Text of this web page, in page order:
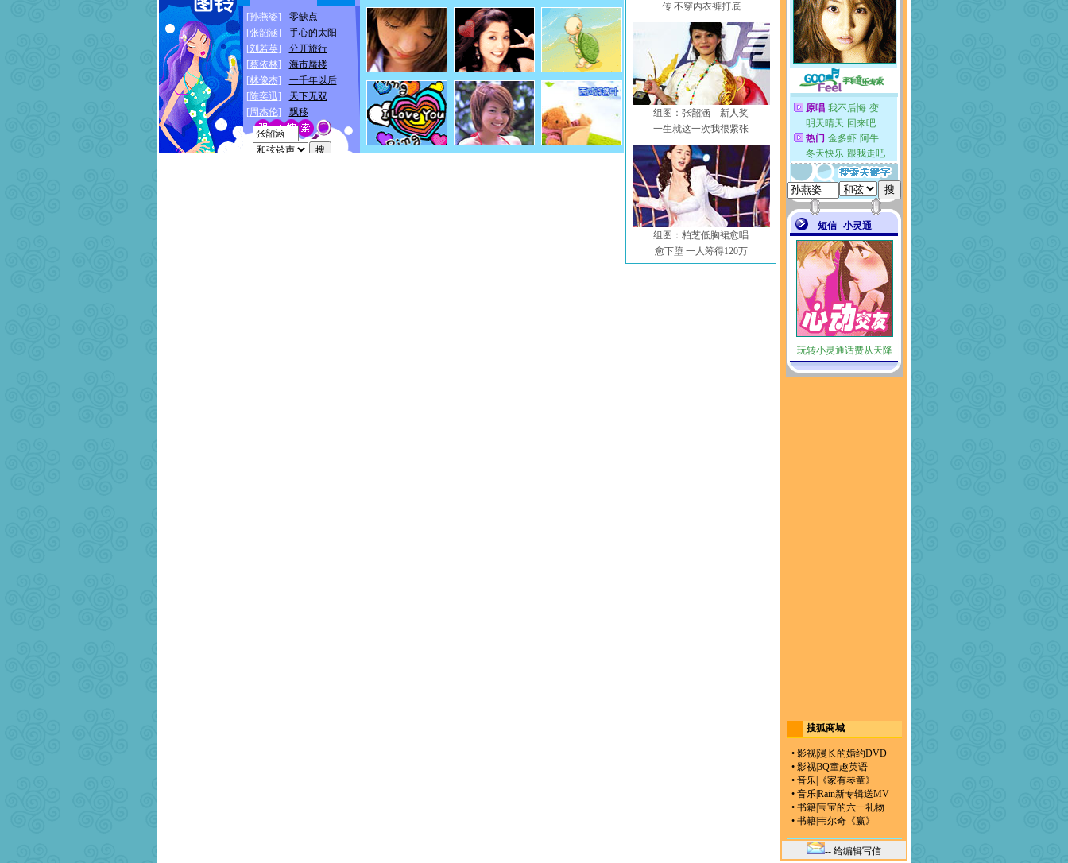
传 不穿内衣裤打底
组图：张韶涵—新人奖
一生就这一次我很紧张
组图：柏芝低胸裙愈唱
愈下堕 一人筹得120万
搜狐商城
• 影视漫长的婚约DVD
• 影视3Q童趣英语
• 音乐
《家有琴童》
• 音乐Rain新专辑送MV
• 书籍宝宝的六一礼物
• 书籍韦尔奇《赢》
-- 给编辑写信